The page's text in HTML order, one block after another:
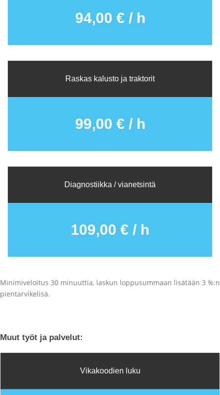
94,00 € / h
Raskas kalusto ja traktorit
99,00 € / h
Diagnostiikka / vianetsintä
109,00 € / h
Minimiveloitus 30 minuuttia, laskun loppusummaan lisätään 3 %:n
pientarvikelisä.
Muut työt ja palvelut:
Vikakoodien luku